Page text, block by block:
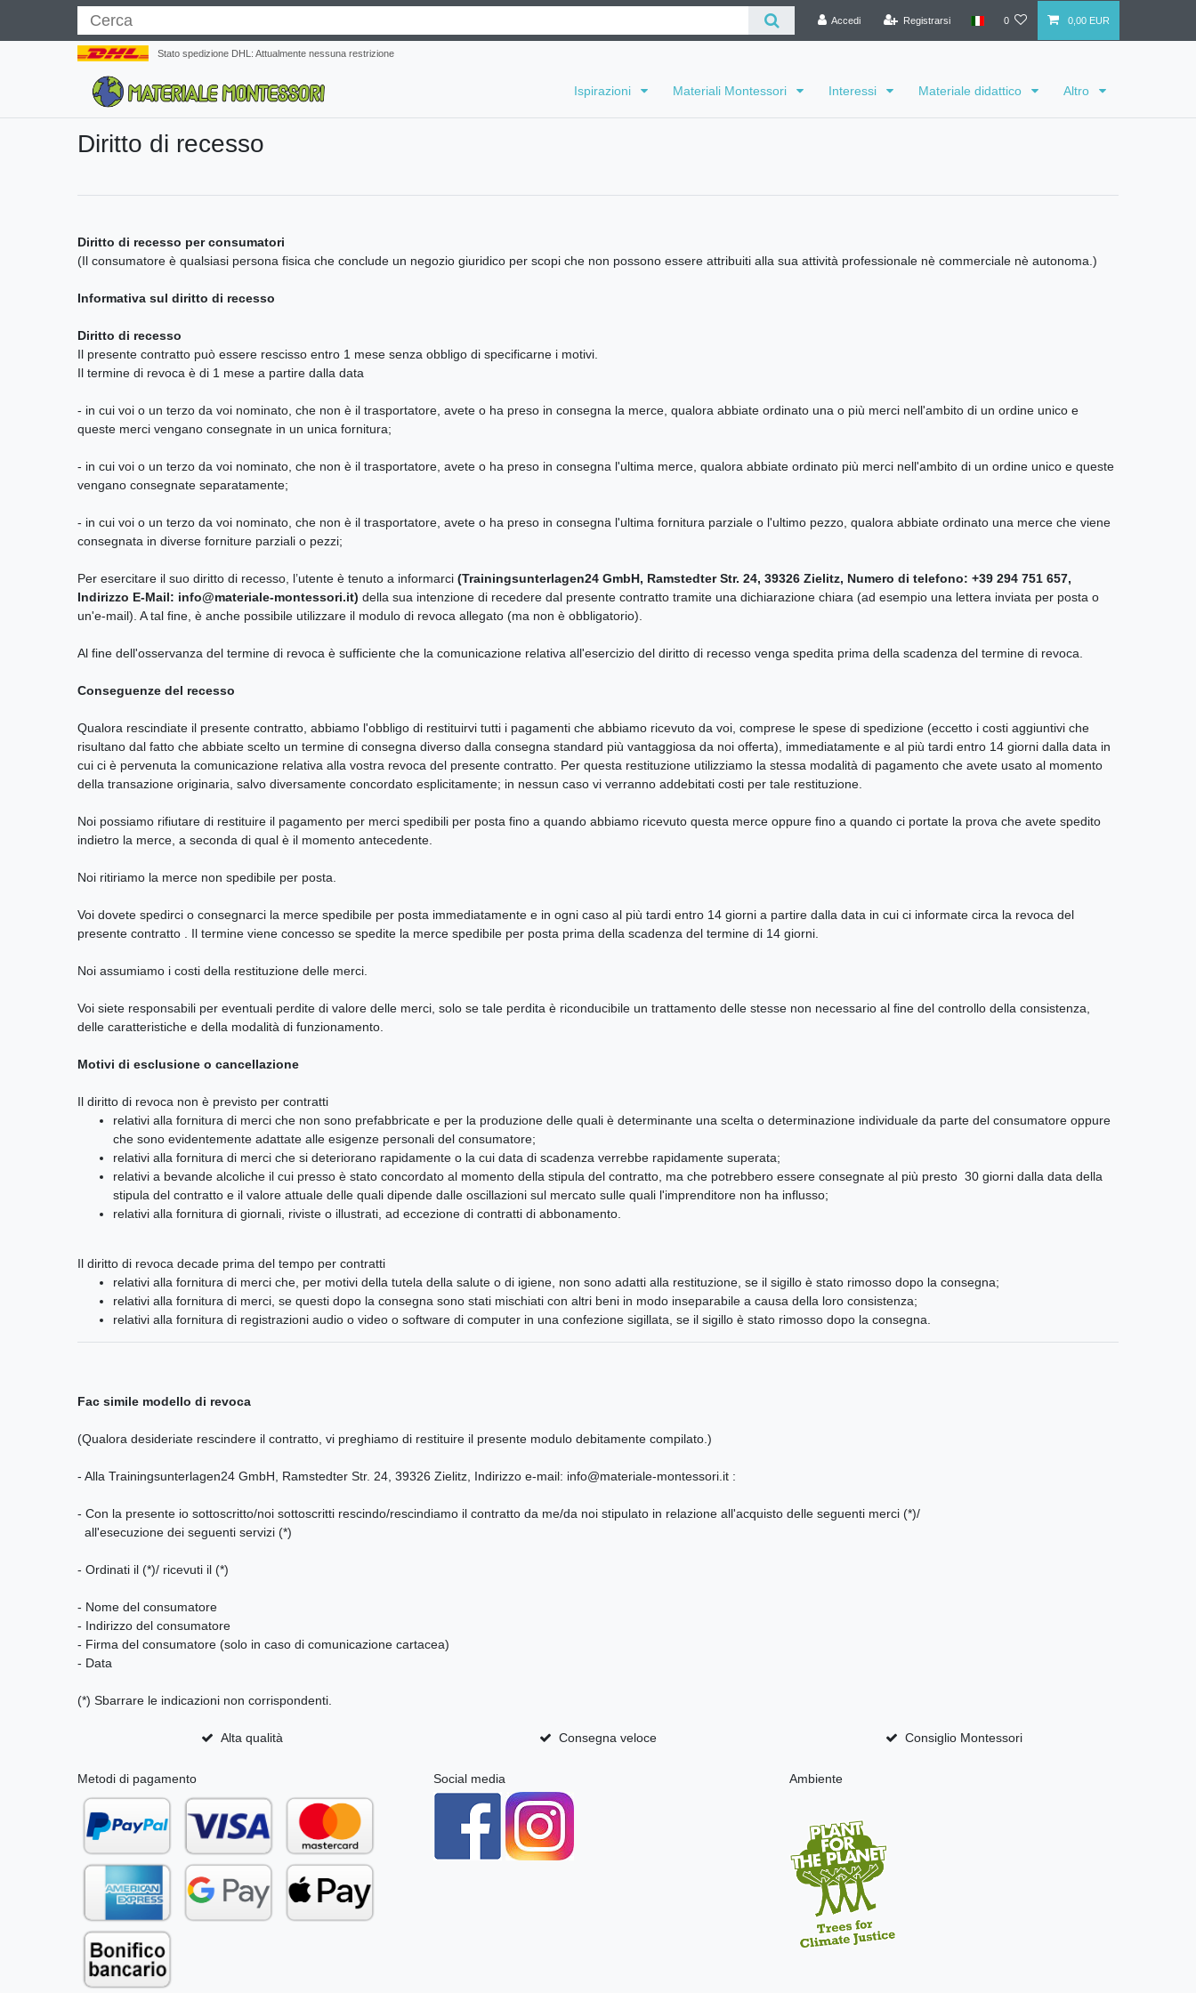
Accedi Registrarsi 0 0,00 EUR
Stato spedizione DHL: Attualmente nessuna restrizione
Ispirazioni Materiali Montessori Interessi Materiale didattico Altro
Diritto di recesso
Diritto di recesso per consumatori
(Il consumatore è qualsiasi persona fisica che conclude un negozio giuridico per scopi che non possono essere attribuiti alla sua attività professionale nè commerciale nè autonoma.)
Informativa sul diritto di recesso
Diritto di recesso
Il presente contratto può essere rescisso entro 1 mese senza obbligo di specificarne i motivi.
Il termine di revoca è di 1 mese a partire dalla data
- in cui voi o un terzo da voi nominato, che non è il trasportatore, avete o ha preso in consegna la merce, qualora abbiate ordinato una o più merci nell'ambito di un ordine unico e
queste merci vengano consegnate in un unica fornitura;
- in cui voi o un terzo da voi nominato, che non è il trasportatore, avete o ha preso in consegna l'ultima merce, qualora abbiate ordinato più merci nell'ambito di un ordine unico e queste
vengano consegnate separatamente;
- in cui voi o un terzo da voi nominato, che non è il trasportatore, avete o ha preso in consegna l'ultima fornitura parziale o l'ultimo pezzo, qualora abbiate ordinato una merce che viene
consegnata in diverse forniture parziali o pezzi;
Per esercitare il suo diritto di recesso, l’utente è tenuto a informarci (Trainingsunterlagen24 GmbH, Ramstedter Str. 24, 39326 Zielitz, Numero di telefono: +39 294 751 657,
Indirizzo E-Mail: info@materiale-montessori.it) della sua intenzione di recedere dal presente contratto tramite una dichiarazione chiara (ad esempio una lettera inviata per posta o
un'e-mail). A tal fine, è anche possibile utilizzare il modulo di revoca allegato (ma non è obbligatorio).
Al fine dell'osservanza del termine di revoca è sufficiente che la comunicazione relativa all'esercizio del diritto di recesso venga spedita prima della scadenza del termine di revoca.
Conseguenze del recesso
Qualora rescindiate il presente contratto, abbiamo l'obbligo di restituirvi tutti i pagamenti che abbiamo ricevuto da voi, comprese le spese di spedizione (eccetto i costi aggiuntivi che
risultano dal fatto che abbiate scelto un termine di consegna diverso dalla consegna standard più vantaggiosa da noi offerta), immediatamente e al più tardi entro 14 giorni dalla data in
cui ci è pervenuta la comunicazione relativa alla vostra revoca del presente contratto. Per questa restituzione utilizziamo la stessa modalità di pagamento che avete usato al momento
della transazione originaria, salvo diversamente concordato esplicitamente; in nessun caso vi verranno addebitati costi per tale restituzione.
Noi possiamo rifiutare di restituire il pagamento per merci spedibili per posta fino a quando abbiamo ricevuto questa merce oppure fino a quando ci portate la prova che avete spedito
indietro la merce, a seconda di qual è il momento antecedente.
Noi ritiriamo la merce non spedibile per posta.
Voi dovete spedirci o consegnarci la merce spedibile per posta immediatamente e in ogni caso al più tardi entro 14 giorni a partire dalla data in cui ci informate circa la revoca del
presente contratto
. Il termine viene concesso se spedite la merce spedibile per posta prima della scadenza del termine di 14 giorni.
Noi assumiamo i costi della restituzione delle merci.
Voi siete responsabili per eventuali perdite di valore delle merci, solo se tale perdita è riconducibile un trattamento delle stesse non necessario al fine del controllo della consistenza,
delle caratteristiche e della modalità di funzionamento.
Motivi di esclusione o cancellazione
Il diritto di revoca non è previsto per contratti
relativi alla fornitura di merci che non sono prefabbricate e per la produzione delle quali è determinante una scelta o determinazione individuale da parte del consumatore oppure
che sono evidentemente adattate alle esigenze personali del consumatore;
relativi alla fornitura di merci che si deteriorano rapidamente o la cui data di scadenza verrebbe rapidamente superata;
relativi a bevande alcoliche il cui presso è stato concordato al momento della stipula del contratto, ma che potrebbero essere consegnate al più presto 30 giorni dalla data della
stipula del contratto e il valore attuale delle quali dipende dalle oscillazioni sul mercato sulle quali l'imprenditore non ha influsso;
relativi alla fornitura di giornali, riviste o illustrati, ad eccezione di contratti di abbonamento.
Il diritto di revoca decade prima del tempo per contratti
relativi alla fornitura di merci che, per motivi della tutela della salute o di igiene, non sono adatti alla restituzione, se il sigillo è stato rimosso dopo la consegna;
relativi alla fornitura di merci, se questi dopo la consegna sono stati mischiati con altri beni in modo inseparabile a causa della loro consistenza;
relativi alla fornitura di registrazioni audio o video o software di computer in una confezione sigillata, se il sigillo è stato rimosso dopo la consegna.
Fac simile modello di revoca
(Qualora desideriate rescindere il contratto, vi preghiamo di restituire il presente modulo debitamente compilato.)
- Alla Trainingsunterlagen24 GmbH, Ramstedter Str. 24, 39326 Zielitz, Indirizzo e-mail: info@materiale-montessori.it :
- Con la presente io sottoscritto/noi sottoscritti rescindo/rescindiamo il contratto da me/da noi stipulato in relazione all'acquisto delle seguenti merci (*)/
all'esecuzione dei seguenti servizi (*)
- Ordinati il (*)/ ricevuti il (*)
- Nome del consumatore
- Indirizzo del consumatore
- Firma del consumatore (solo in caso di comunicazione cartacea)
- Data
(*) Sbarrare le indicazioni non corrispondenti.
Alta qualità Consegna veloce Consiglio Montessori
Metodi di pagamento Social media Ambiente